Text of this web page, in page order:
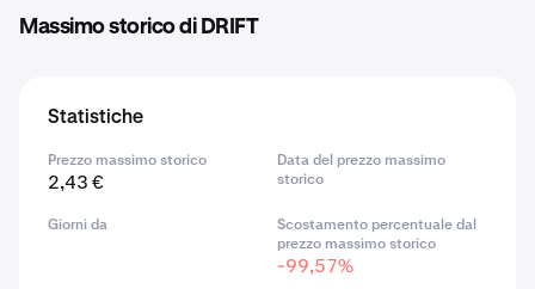
Massimo storico di DRIFT
Statistiche
Prezzo massimo storico
2,43 €
Data del prezzo massimo
storico
Giorni da
Scostamento percentuale dal
prezzo massimo storico
-99,57%